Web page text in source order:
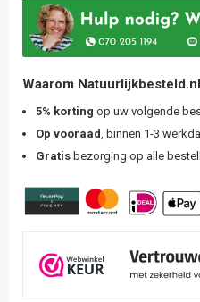
Waarom
5% korting op uw volgende
Op vooraad
, binnen 1-3
Gratis bezorging op alle